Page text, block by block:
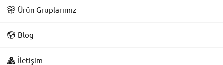
Ürün Gruplarımız
Blog
İletişim